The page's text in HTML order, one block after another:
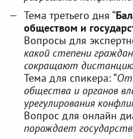
Тема третьего дня “
обществом и
Вопросы для
какой степени
сокращают
Тема для спикера: “
общества и органов
урегулирования
Вопрос для онлайн
порождает